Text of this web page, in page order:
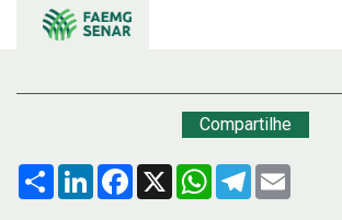
Compartilhe
Compartilhar
LinkedInFacebook
X WhatsApp
Telegram